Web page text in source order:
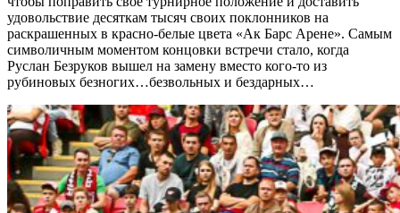
удовольствие десяткам тысяч своих поклонников на
раскрашенных в красно-белые цвета «Ак Барс Арене». Самым
символичным моментом концовки встречи стало, когда
Руслан Безруков вышел на замену вместо кого-то из
рубиновых безногих…безвольных и бездарных…